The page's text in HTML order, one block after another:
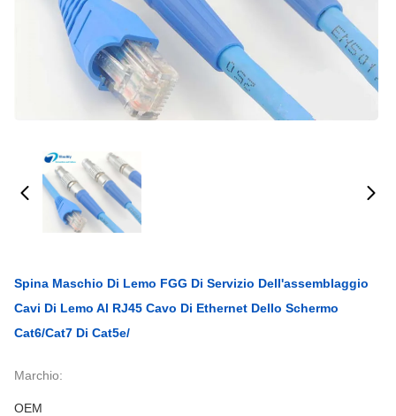
Spina Maschio Di Lemo FGG Di Servizio Dell'assemblaggio
Cavi Di Lemo Al RJ45 Cavo Di Ethernet Dello Schermo
Cat6/Cat7 Di Cat5e/
Marchio:
OEM